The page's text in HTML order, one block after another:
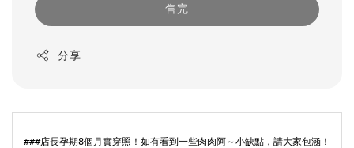
售完
分享
###店長孕期8個月實穿照！如有看到一些肉肉阿～小缺點，請大家包涵！